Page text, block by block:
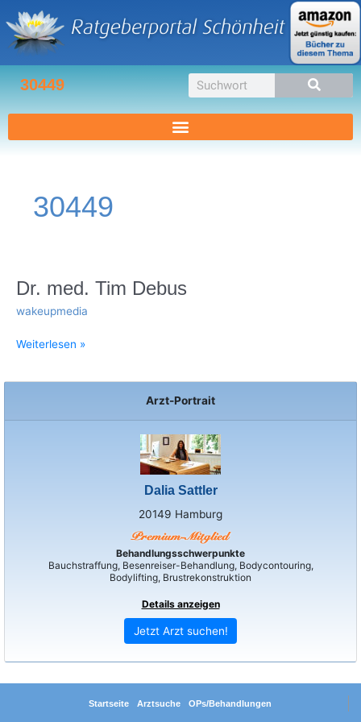
Inhalt
springen
30449 Suche
Arzt-Portrait
Dalia Sattler
20149 Hamburg
Behandlungsschwerpunkte
Bauchstraffung, Besenreiser-Behandlung, Bodycontouring,
Bodylifting, Brustrekonstruktion
Details anzeigen
Jetzt Arzt suchen!
30449
Dr. med. Tim Debus
wakeupmedia
Dr.
Tim
Weiterlesen »
Startseite Arztsuche OPs/Behandlungen